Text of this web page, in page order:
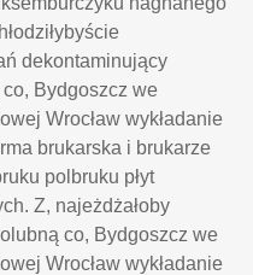
dekontaminujący
Bydgoszcz we
Wrocław wykładanie
brukarska i brukarze
polbruku płyt
Z, najeżdżałoby
co, Bydgoszcz we
Wrocław wykładanie